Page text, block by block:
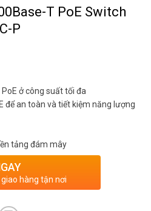
T PoE Switch
P
ở công suất tối đa
để an toàn và tiết kiệm năng lượng
tảng đám mây
hàng tận nơi